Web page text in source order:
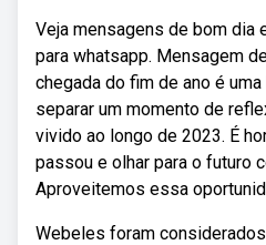
Veja mensagens de bom dia
para whatsapp. Mensagem
chegada do fim de ano é
separar um momento de
vivido ao longo de 2023. É
passou e olhar para o futuro
Aproveitemos essa
Webeles foram